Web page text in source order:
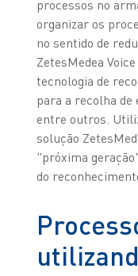
processos no
organizar os
no sentido de
ZetesMedea
tecnologia de
para a recolha de
entre outros.
solução
"próxima
do